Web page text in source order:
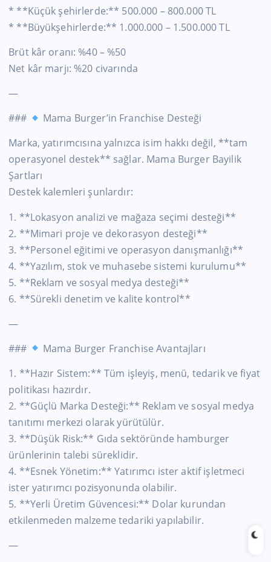
* **Küçük şehirlerde:** 500.000 – 800.000 TL
* **Büyükşehirlerde:** 1.000.000 – 1.500.000 TL
Brüt kâr oranı: %40 – %50
Net kâr marjı: %20 civarında
—
###
Mama Burger’in Franchise Desteği
Marka, yatırımcısına yalnızca isim hakkı değil, **tam
operasyonel destek** sağlar. Mama Burger Bayilik
Şartları
Destek kalemleri şunlardır:
1. **Lokasyon analizi ve mağaza seçimi desteği**
2. **Mimari proje ve dekorasyon desteği**
3. **Personel eğitimi ve operasyon danışmanlığı**
4. **Yazılım, stok ve muhasebe sistemi kurulumu**
5. **Reklam ve sosyal medya desteği**
6. **Sürekli denetim ve kalite kontrol**
—
###
Mama Burger Franchise Avantajları
1. **Hazır Sistem:** Tüm işleyiş, menü, tedarik ve fiyat
politikası hazırdır.
2. **Güçlü Marka Desteği:** Reklam ve sosyal medya
tanıtımı merkezi olarak yürütülür.
3. **Düşük Risk:** Gıda sektöründe hamburger
ürünlerinin talebi süreklidir.
4. **Esnek Yönetim:** Yatırımcı ister aktif işletmeci
ister yatırımcı pozisyonunda olabilir.
5. **Yerli Üretim Güvencesi:** Dolar kurundan
etkilenmeden malzeme tedariki yapılabilir.
—